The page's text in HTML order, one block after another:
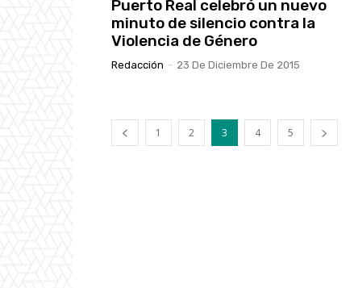
Puerto Real celebró un nuevo
minuto de silencio contra la
Violencia de Género
Redacción - 23 De Diciembre De 2015
1 2 3 4 5